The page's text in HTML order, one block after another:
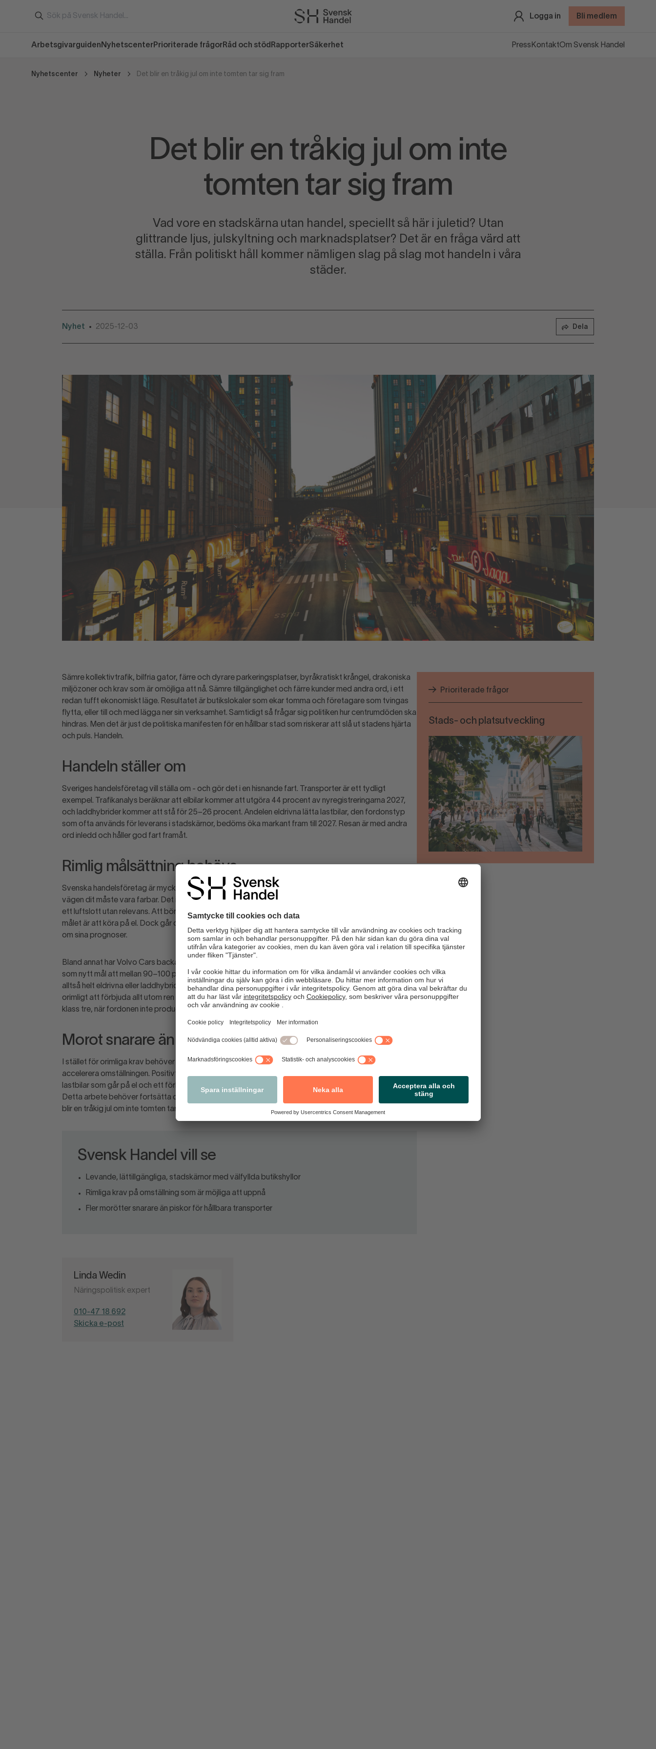
Logga in Bli medlem
Arbetsgivarguiden Nyhetscenter Prioriterade frågor Råd och stöd RapporterSäkerhet Press KontaktOm Svensk Handel
Nyhetscenter Nyheter Det blir en tråkig jul om inte tomten tar sig fram
Det blir en tråkig jul om inte
tomten tar sig fram
Vad vore en stadskärna utan handel, speciellt så här i juletid? Utan
glittrande ljus, julskyltning och marknadsplatser? Det är en fråga värd att
ställa. Från politiskt håll kommer nämligen slag på slag mot handeln i våra
städer.
Nyhet • 2025-12-03 Dela
Sämre kollektivtrafik, bilfria gator, färre och dyrare parkeringsplatser, byråkratiskt krångel, drakoniska
miljözoner och krav som är omöjliga att nå. Sämre tillgänglighet och färre kunder med andra ord, i ett
redan tufft ekonomiskt läge. Resultatet är butikslokaler som ekar tomma och företagare som tvingas
flytta, eller till och med lägga ner sin verksamhet. Samtidigt så frågar sig politiken hur centrumdöden ska
hindras. Men det är just de politiska manifesten för en hållbar stad som riskerar att slå ut stadens hjärta
och puls. Handeln.
Handeln ställer om
Sveriges handelsföretag vill ställa om - och gör det i en hisnande fart. Transporter är ett tydligt
exempel. Trafikanalys beräknar att elbilar kommer att utgöra 44 procent av nyregistreringarna 2027,
och laddhybrider kommer att stå för 25–26 procent. Andelen eldrivna lätta lastbilar, den fordonstyp
som ofta används för leverans i stadskärnor, bedöms öka markant fram till 2027. Resan är med andra
ord inledd och håller god fart framåt.
Rimlig målsättning behövs
Svenska handelsföretag är mycket ambitiösa i arbetet med att bli mer hållbara. Vi delar målet, men
vägen dit måste vara farbar. Det innebär att ställa rimliga krav som är möjliga att uppnå. Annars blir allt
ett luftslott utan relevans. Att börja köra transporter helt på el är en sådan del. Vi delar ambitionen -
målet är att köra på el. Dock går det inte att ställa om över en natt. Flera fordonstillverkare har backat
om sina prognoser.
Bland annat har Volvo Cars backat från sitt mål om att endast sälja elbilar från 2030. I stället har man
som nytt mål att mellan 90–100 procent av den globala försäljningen ska vara elektrifierade fordon,
alltså helt eldrivna eller laddhybrider. Här måste politiken hörsamma verkligheten. Det är exempelvis helt
orimligt att förbjuda allt utom ren eldrift och därmed exkludera hybrider, som är fallet med miljözon
klass tre, när fordonen inte produceras.
Morot snarare än piska
I stället för orimliga krav behöver politiken ge tillräckliga och långsiktiga incitament i syfte att
accelerera omställningen. Positivt är att regeringen infört Klimatpremien. Ett investeringsstöd för lätta
lastbilar som går på el och ett förlängt och förstärkt stöd för tunga ellastbilar samt laddinfrastruktur.
Detta arbete behöver fortsätta och intensifieras. Levande städer kräver fungerande transporter. Det
blir en tråkig jul om inte tomten tar sig fram.
Svensk Handel vill se
Levande, lättillgängliga, stadskärnor med välfyllda butikshyllor
Rimliga krav på omställning som är möjliga att uppnå
Fler morötter snarare än piskor för hållbara transporter
Linda Wedin
Näringspolitisk expert
010-47 18 692
Skicka e-post
Prioriterade frågor
Stads- och platsutveckling